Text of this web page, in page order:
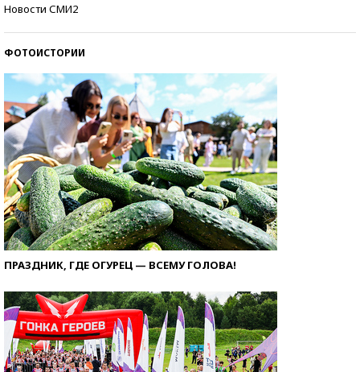
Новости СМИ2
ФОТОИСТОРИИ
ПРАЗДНИК, ГДЕ ОГУРЕЦ — ВСЕМУ ГОЛОВА!